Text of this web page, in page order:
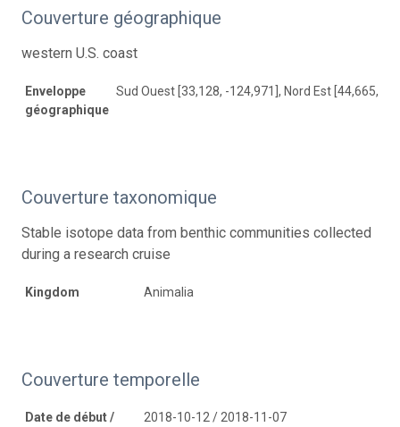
Couverture géographique
western U.S. coast
Enveloppe
géographique
Sud Ouest [33,128, -124,971], Nord Est [44,665, -
Couverture taxonomique
Stable isotope data from benthic communities collected
during a research cruise
Kingdom Animalia
Couverture temporelle
Date de début /
2018-10-12 / 2018-11-07